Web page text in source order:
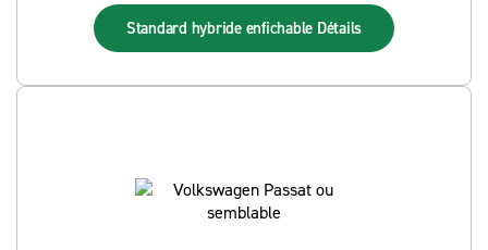
Standard hybride enfichable Détails